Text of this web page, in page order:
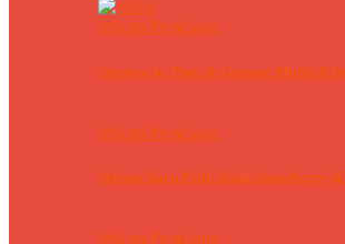
Wisata Pemalang
Serunya ke Puncak Gunung Mutih di
Wisata Pemalang
Wisata Baru Petik Buah Strawberry
Wisata Pemalang